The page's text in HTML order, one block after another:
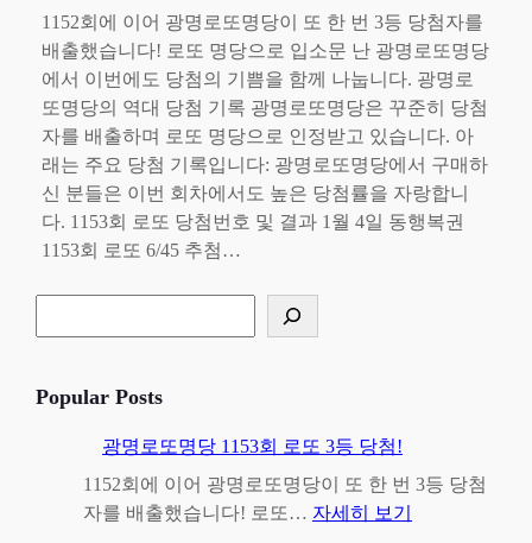
1152회에 이어 광명로또명당이 또 한 번 3등 당첨자를
배출했습니다! 로또 명당으로 입소문 난 광명로또명당
에서 이번에도 당첨의 기쁨을 함께 나눕니다. 광명로
또명당의 역대 당첨 기록 광명로또명당은 꾸준히 당첨
자를 배출하며 로또 명당으로 인정받고 있습니다. 아
래는 주요 당첨 기록입니다: 광명로또명당에서 구매하
신 분들은 이번 회차에서도 높은 당첨률을 자랑합니
다. 1153회 로또 당첨번호 및 결과 1월 4일 동행복권
1153회 로또 6/45 추첨…
색
Popular Posts
광명로또명당 1153회 로또 3등 당첨!
1152회에 이어 광명로또명당이 또 한 번 3등 당첨
자를 배출했습니다! 로또… 자세히 보기